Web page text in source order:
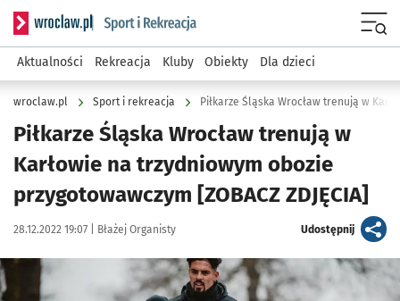
Serwis informacyjny wroclaw.pl podserwis: Sport i rekreacja
Aktualności Rekreacja Kluby Obiekty Dla dzieci
wroclaw.pl Sport i rekreacja
Piłkarze Śląska Wrocław trenują w
Karłowie na trzydniowym obozie
przygotowawczym [ZOBACZ ZDJĘCIA]
Data publikacji:
28.12.2022 19:07 | Autor:
Błażej Organisty Udostępnijartykuł
Kliknij, aby zobaczyć galerię